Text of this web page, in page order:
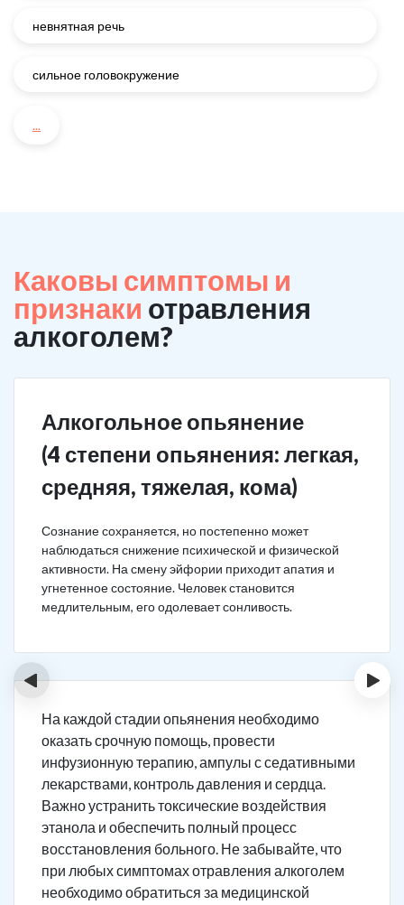
невнятная речь
сильное головокружение
...
Каковы симптомы и
признаки отравления
алкоголем?
Алкогольное опьянение
(4 степени опьянения: легкая,
средняя, тяжелая, кома)
Сознание сохраняется, но постепенно может
наблюдаться снижение психической и физической
активности. На смену эйфории приходит апатия и
угнетенное состояние. Человек становится
медлительным, его одолевает сонливость.
‹ ›
На каждой стадии опьянения необходимо
оказать срочную помощь, провести
инфузионную терапию, ампулы с седативными
лекарствами, контроль давления и сердца.
Важно устранить токсические воздействия
этанола и обеспечить полный процесс
восстановления больного. Не забывайте, что
при любых симптомах отравления алкоголем
необходимо обратиться за медицинской